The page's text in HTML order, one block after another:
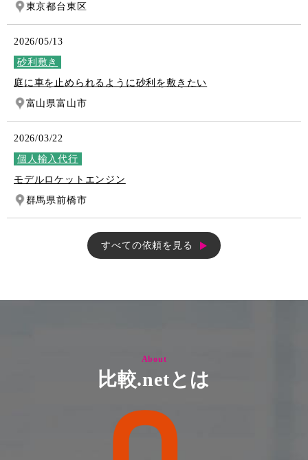
東京都台東区
2026/05/13
砂利敷き
庭に車を止められるように砂利を敷きたい
富山県富山市
2026/03/22
個人輸入代行
モデルロケットエンジン
群馬県前橋市
すべての依頼を見る
About
比較.netとは